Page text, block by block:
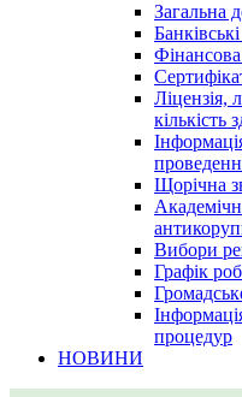
Загальна
Ліцензія,
кількість
Щорічна
Вибори
Графік
процедур
НОВИНИ